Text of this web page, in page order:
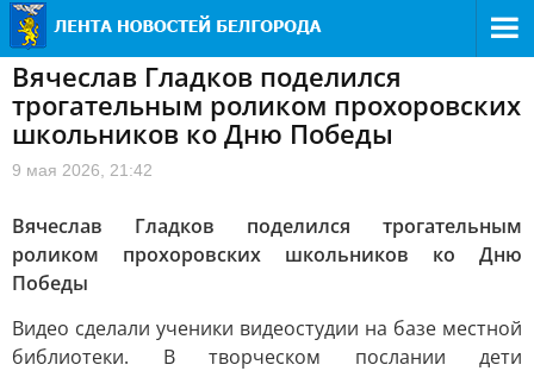
Вячеслав Гладков поделился
трогательным роликом прохоровских
школьников ко Дню Победы
9 мая 2026, 21:42
Вячеслав Гладков поделился трогательным
роликом прохоровских школьников ко Дню
Победы
Видео сделали ученики видеостудии на базе местной
библиотеки. В творческом послании дети